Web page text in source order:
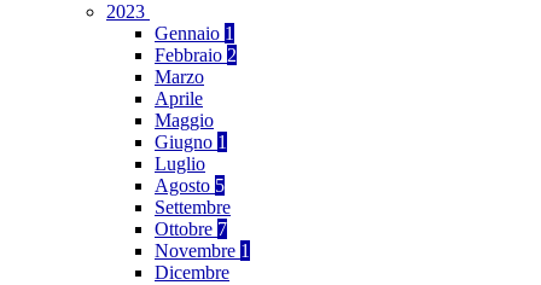
2023
Gennaio 1
Febbraio 2
Marzo
Aprile
Maggio
Giugno 1
Luglio
Agosto 5
Settembre
Ottobre 7
Novembre 1
Dicembre